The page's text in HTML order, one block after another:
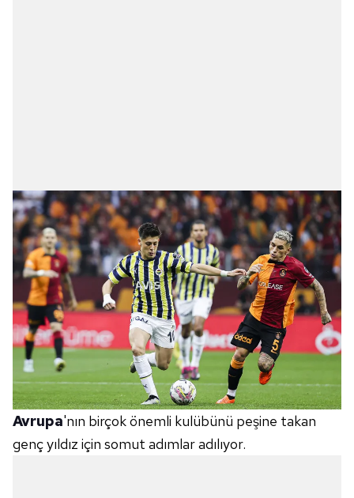
Avrupa'nın birçok önemli kulübünü peşine takan
genç yıldız için somut adımlar adılıyor.